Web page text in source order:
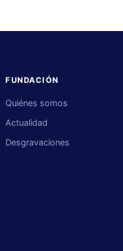
FUNDACIÓN
Quiénes somos
Actualidad
Desgravaciones